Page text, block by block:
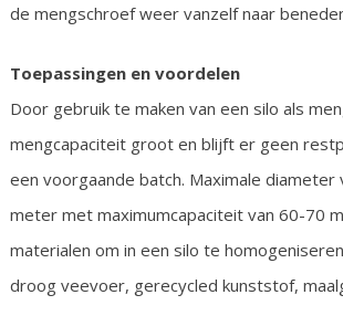
de mengschroef weer vanzelf naar
Toepassingen en voordelen
Door gebruik te maken van een silo als
mengcapaciteit groot en blijft er geen
een voorgaande batch. Maximale diameter
meter met maximumcapaciteit van 60-70
materialen om in een silo te
droog veevoer, gerecycled kunststof,